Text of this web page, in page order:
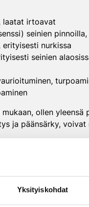
Yksityiskohdat
laatat irtoavat
seinien
nurkissa
seinien
ollen
ja päänsärky,